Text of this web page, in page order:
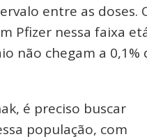
entre as doses.
Pfizer nessa faixa
não chegam a 0,1%
é preciso buscar
população, com